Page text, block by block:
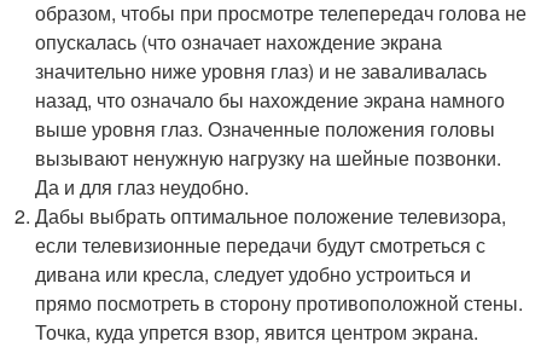
образом, чтобы при просмотре телепередач голова не
опускалась (что означает нахождение экрана
значительно ниже уровня глаз) и не заваливалась
назад, что означало бы нахождение экрана намного
выше уровня глаз. Означенные положения головы
вызывают ненужную нагрузку на шейные позвонки.
Да и для глаз неудобно.
Дабы выбрать оптимальное положение телевизора,
если телевизионные передачи будут смотреться с
дивана или кресла, следует удобно устроиться и
прямо посмотреть в сторону противоположной стены.
Точка, куда упрется взор, явится центром экрана.